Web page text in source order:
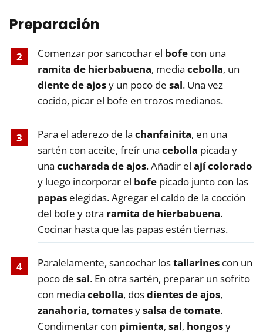
Preparación
Comenzar por sancochar el bofecon una
ramita de hierbabuena, media cebolla, un
diente de ajosy un poco de sal. Una vez
cocido, picar el bofe en trozos medianos.
Para el aderezo de la chanfainita, en una
sartén con aceite, freír una cebolla picada y
una cucharada de ajos. Añadir el ají colorado
y luego incorporar el bofepicado junto con las
papaselegidas. Agregar el caldo de la cocción
del bofe y otra ramita de hierbabuena.
Cocinar hasta que las papas estén tiernas.
Paralelamente, sancochar lostallarinescon un
poco de sal. En otra sartén, preparar un sofrito
con media cebolla, dosdientes de ajos,
zanahoria, tomatesysalsa de tomate.
Condimentar con pimienta, sal, hongosy